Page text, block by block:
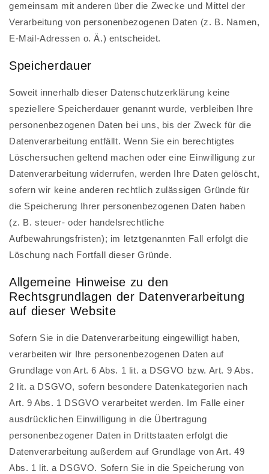
gemeinsam mit anderen über die Zwecke und Mittel der
Verarbeitung von personenbezogenen Daten (z. B. Namen,
E-Mail-Adressen o. Ä.) entscheidet.
Speicherdauer
Soweit innerhalb dieser Datenschutzerklärung keine
speziellere Speicherdauer genannt wurde, verbleiben Ihre
personenbezogenen Daten bei uns, bis der Zweck für die
Datenverarbeitung entfällt. Wenn Sie ein berechtigtes
Löschersuchen geltend machen oder eine Einwilligung zur
Datenverarbeitung widerrufen, werden Ihre Daten gelöscht,
sofern wir keine anderen rechtlich zulässigen Gründe für
die Speicherung Ihrer personenbezogenen Daten haben
(z. B. steuer- oder handelsrechtliche
Aufbewahrungsfristen); im letztgenannten Fall erfolgt die
Löschung nach Fortfall dieser Gründe.
Allgemeine Hinweise zu den
Rechtsgrundlagen der Datenverarbeitung
auf dieser Website
Sofern Sie in die Datenverarbeitung eingewilligt haben,
verarbeiten wir Ihre personenbezogenen Daten auf
Grundlage von Art. 6 Abs. 1 lit. a DSGVO bzw. Art. 9 Abs.
2 lit. a DSGVO, sofern besondere Datenkategorien nach
Art. 9 Abs. 1 DSGVO verarbeitet werden. Im Falle einer
ausdrücklichen Einwilligung in die Übertragung
personenbezogener Daten in Drittstaaten erfolgt die
Datenverarbeitung außerdem auf Grundlage von Art. 49
Abs. 1 lit. a DSGVO. Sofern Sie in die Speicherung von